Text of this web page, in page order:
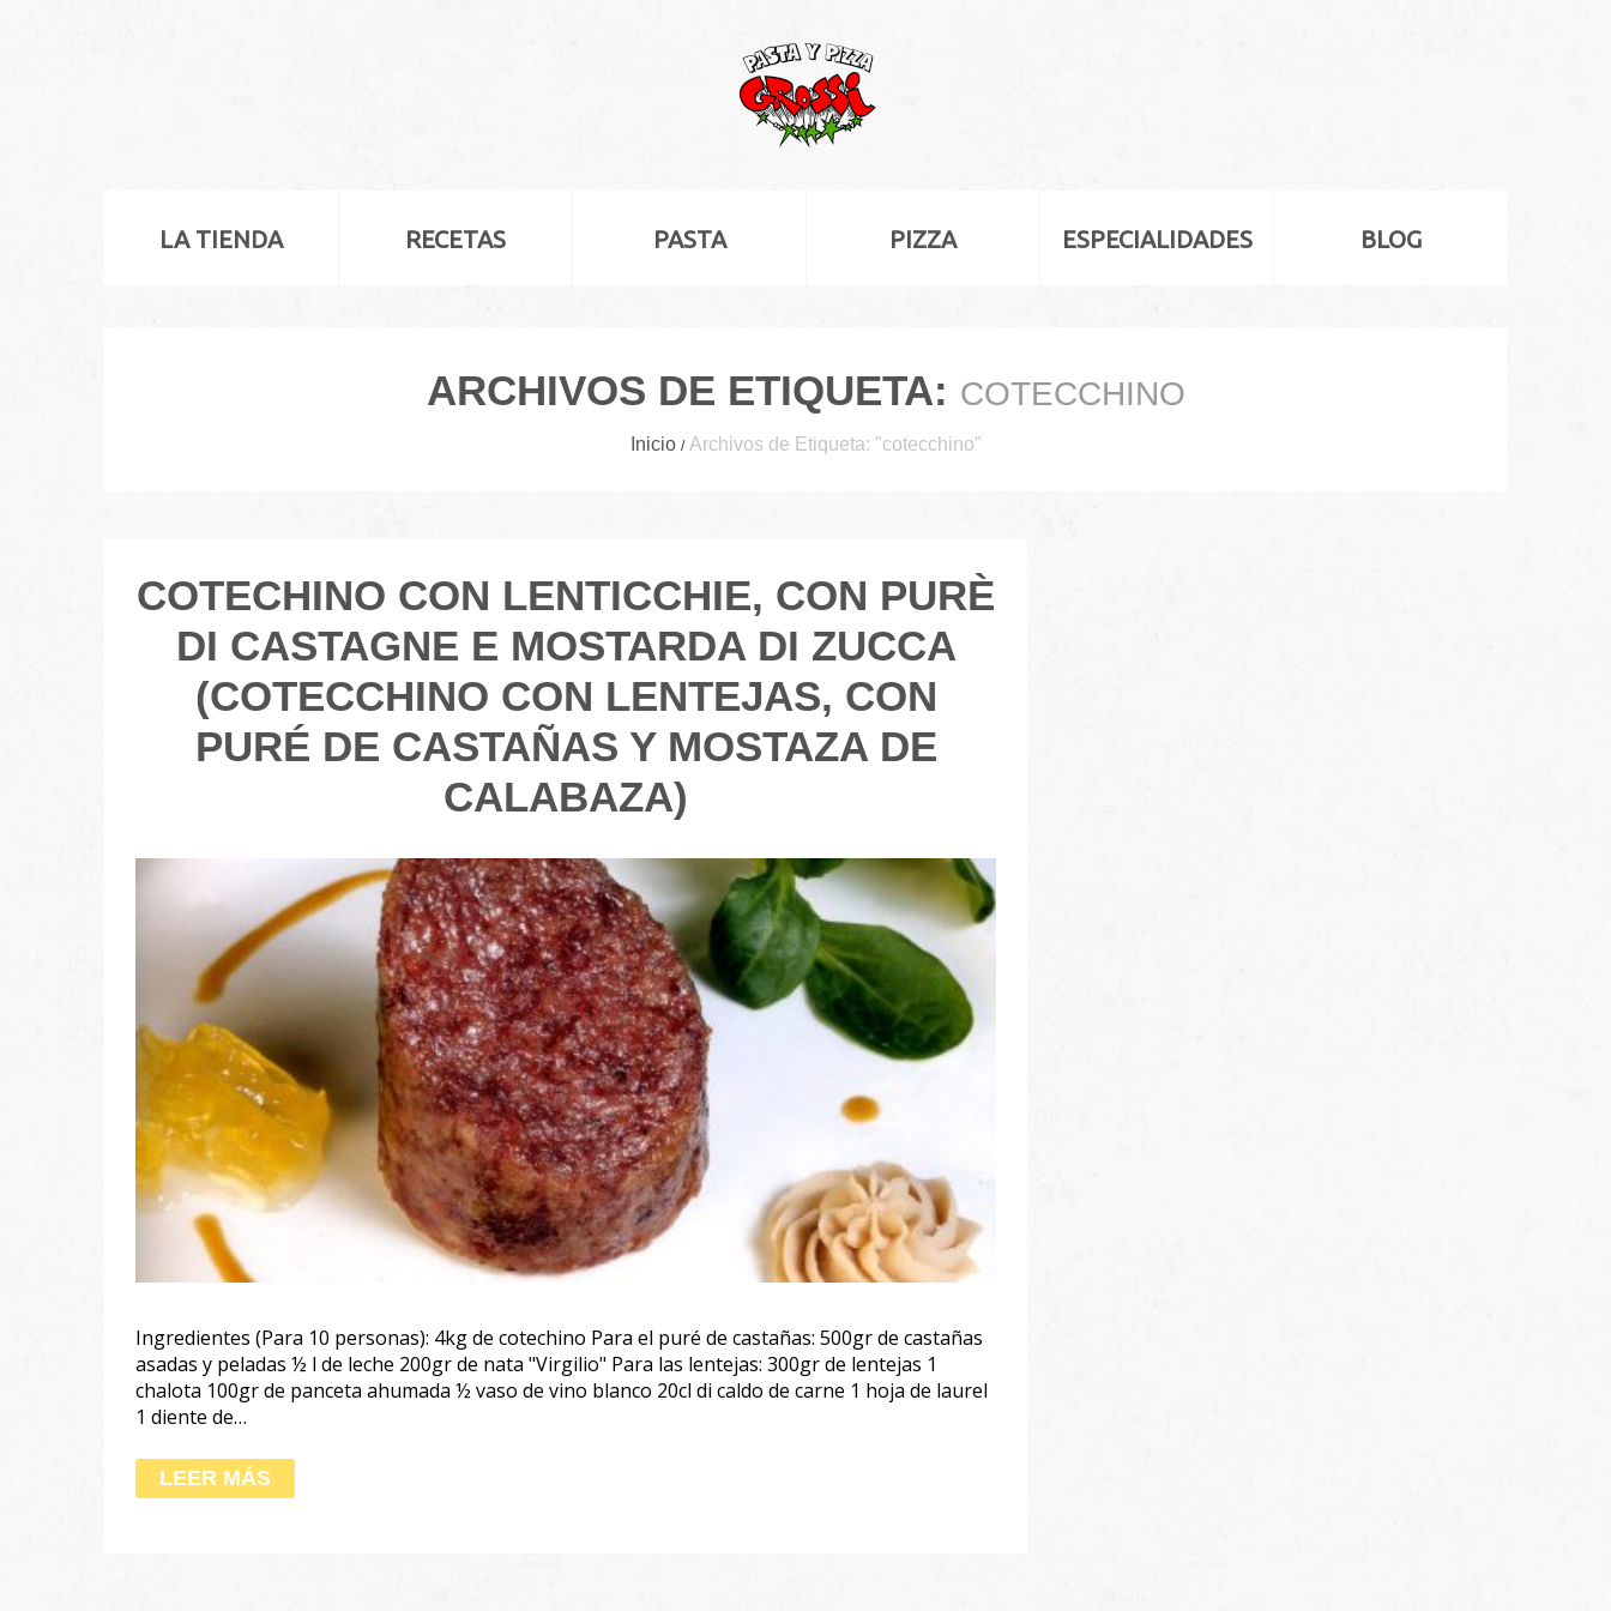
LA TIENDA RECETAS PASTA PIZZA ESPECIALIDADES BLOG
ARCHIVOS DE ETIQUETA: COTECCHINO
Inicio Archivos de Etiqueta: "cotecchino"
COTECHINO CON LENTICCHIE, CON PURÈ
DI CASTAGNE E MOSTARDA DI ZUCCA
(COTECCHINO CON LENTEJAS, CON
PURÉ DE CASTAÑAS Y MOSTAZA DE
CALABAZA)
Ingredientes (Para 10 personas): 4kg de cotechino Para el puré de castañas: 500gr de castañas
asadas y peladas ½ l de leche 200gr de nata "Virgilio" Para las lentejas: 300gr de lentejas 1
chalota 100gr de panceta ahumada ½ vaso de vino blanco 20cl di caldo de carne 1 hoja de laurel
1 diente de…
LEER MÁS